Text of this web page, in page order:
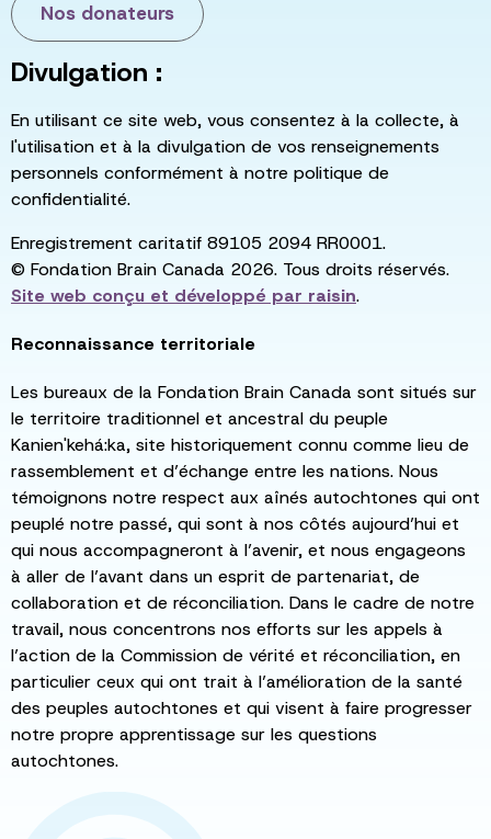
Nos donateurs
Divulgation :
En utilisant ce site web, vous consentez à la collecte, à
l'utilisation et à la divulgation de vos renseignements
personnels conformément à notre politique de
confidentialité.
Enregistrement caritatif 89105 2094 RR0001.
© Fondation Brain Canada 2026. Tous droits réservés.
Site web conçu et développé par raisin.
Reconnaissance territoriale
Les bureaux de la Fondation Brain Canada sont situés sur
le territoire traditionnel et ancestral du peuple
Kanien'kehá:ka, site historiquement connu comme lieu de
rassemblement et d’échange entre les nations. Nous
témoignons notre respect aux aînés autochtones qui ont
peuplé notre passé, qui sont à nos côtés aujourd’hui et
qui nous accompagneront à l’avenir, et nous engageons
à aller de l’avant dans un esprit de partenariat, de
collaboration et de réconciliation. Dans le cadre de notre
travail, nous concentrons nos efforts sur les appels à
l’action de la Commission de vérité et réconciliation, en
particulier ceux qui ont trait à l’amélioration de la santé
des peuples autochtones et qui visent à faire progresser
notre propre apprentissage sur les questions
autochtones.